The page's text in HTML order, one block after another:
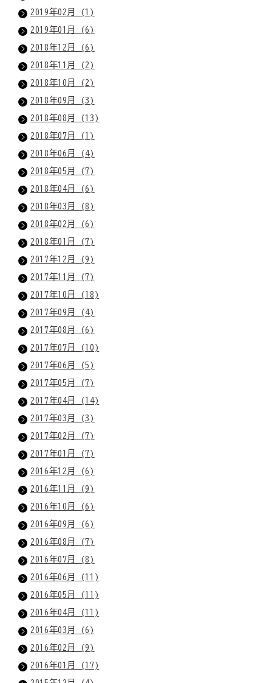
2019年02月 (1)
2019年01月 (6)
2018年12月 (6)
2018年11月 (2)
2018年10月 (2)
2018年09月 (3)
2018年08月 (13)
2018年07月 (1)
2018年06月 (4)
2018年05月 (7)
2018年04月 (6)
2018年03月 (8)
2018年02月 (6)
2018年01月 (7)
2017年12月 (9)
2017年11月 (7)
2017年10月 (18)
2017年09月 (4)
2017年08月 (6)
2017年07月 (10)
2017年06月 (5)
2017年05月 (7)
2017年04月 (14)
2017年03月 (3)
2017年02月 (7)
2017年01月 (7)
2016年12月 (6)
2016年11月 (9)
2016年10月 (6)
2016年09月 (6)
2016年08月 (7)
2016年07月 (8)
2016年06月 (11)
2016年05月 (11)
2016年04月 (11)
2016年03月 (6)
2016年02月 (9)
2016年01月 (17)